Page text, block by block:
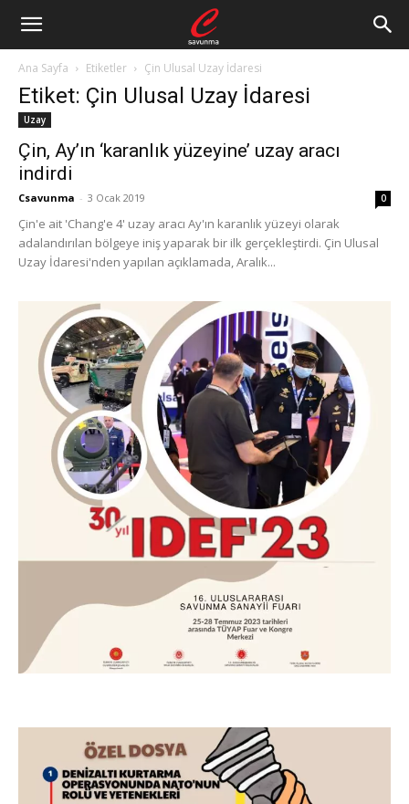
Ana Sayfa Etiketler Çin Ulusal Uzay İdaresi
Etiket: Çin Ulusal Uzay İdaresi
Uzay
Çin, Ay’ın ‘karanlık yüzeyine’ uzay aracı
indirdi
Csavunma - 3 Ocak 2019 0
Çin'e ait 'Chang'e 4' uzay aracı Ay'ın karanlık yüzeyi olarak
adalandırılan bölgeye iniş yaparak bir ilk gerçekleştirdi. Çin Ulusal
Uzay İdaresi'nden yapılan açıklamada, Aralık...